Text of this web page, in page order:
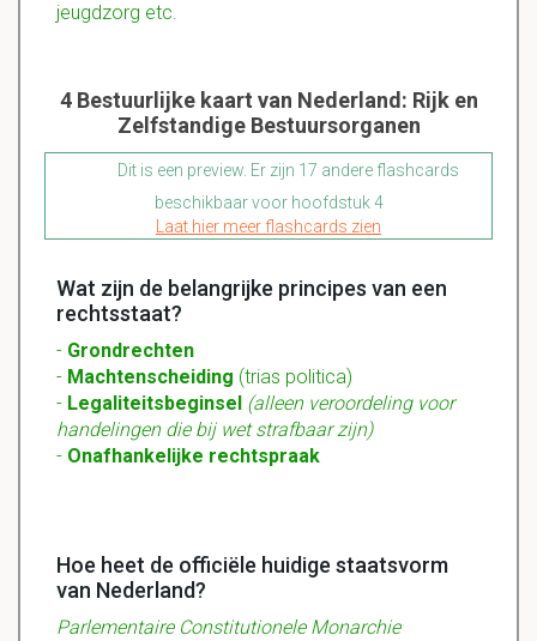
jeugdzorg etc.
4 Bestuurlijke kaart van Nederland: Rijk en
Zelfstandige Bestuursorganen
Dit is een preview. Er zijn 17 andere flashcards
beschikbaar voor hoofdstuk 4
Laat hier meer flashcards zien
Wat zijn de belangrijke principes van een
rechtsstaat?
- Grondrechten
- Machtenscheiding (trias politica)
- Legaliteitsbeginsel (alleen veroordeling voor
handelingen die bij wet strafbaar zijn)
- Onafhankelijke rechtspraak
Hoe heet de officiële huidige staatsvorm
van Nederland?
Parlementaire Constitutionele Monarchie